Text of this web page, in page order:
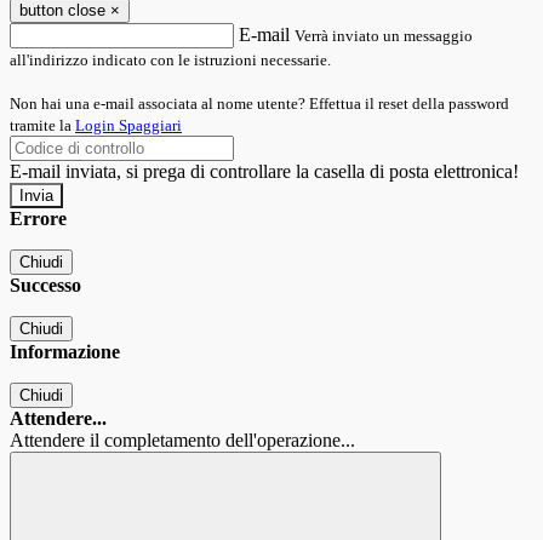
button close ×
E-mail Verrà inviato un messaggio
all'indirizzo indicato con le istruzioni necessarie.
Non hai una e-mail associata al nome utente? Effettua il reset della password
tramite la Login Spaggiari
E-mail inviata, si prega di controllare la casella di posta elettronica!
Errore
Chiudi
Successo
Chiudi
Informazione
Chiudi
Attendere...
Attendere il completamento dell'operazione...